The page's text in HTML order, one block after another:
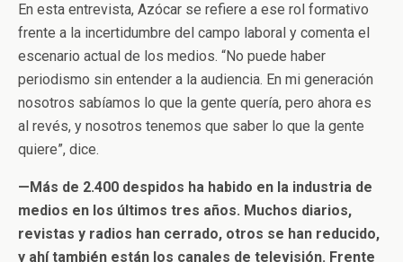
En esta entrevista, Azócar se refiere a ese rol formativo
frente a la incertidumbre del campo laboral y comenta el
escenario actual de los medios. “No puede haber
periodismo sin entender a la audiencia. En mi generación
nosotros sabíamos lo que la gente quería, pero ahora es
al revés, y nosotros tenemos que saber lo que la gente
quiere”, dice.
—Más de 2.400 despidos ha habido en la industria de
medios en los últimos tres años. Muchos diarios,
revistas y radios han cerrado, otros se han reducido,
y ahí también están los canales de televisión. Frente